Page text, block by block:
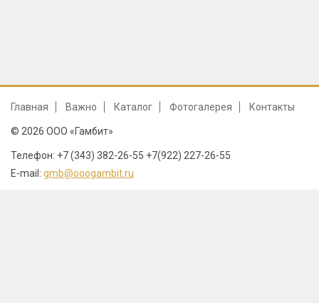
Главная Важно Каталог Фотогалерея Контакты
© 2026 ООО «Гамбит»
Телефон: +7 (343) 382-26-55 +7(922) 227-26-55
E-mail: gmb@ooogambit.ru